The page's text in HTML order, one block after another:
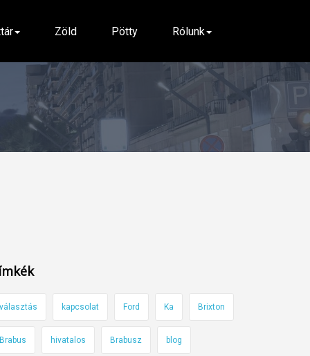
Zöld Pötty Rólunk
választás kapcsolat Ford Ka Brixton
Brabus hivatalos Brabusz blog